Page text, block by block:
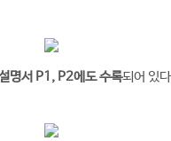
명서 P1, P2에도 수록되어 있